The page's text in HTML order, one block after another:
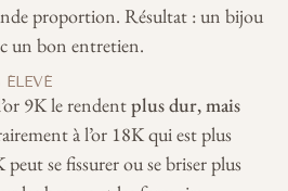
proportion. Résultat : un bijou
un bon entretien.
9K le rendentplus dur, mais
à l’or 18K qui est plus
peut se fissurer ou se briser plus